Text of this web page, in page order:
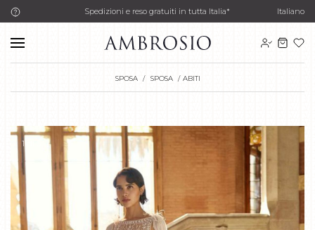
Spedizioni e reso gratuiti in tutta Italia* Italiano
SPOSA SPOSA ABITI
1